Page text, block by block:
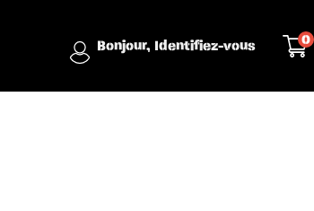
Bonjour, Identifiez-vous 0